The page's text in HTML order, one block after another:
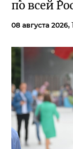
по всей
08 августа 2026,